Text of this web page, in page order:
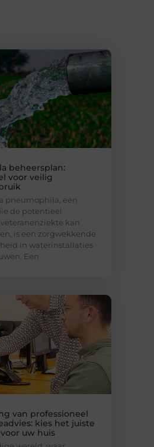
beheersplan:
voor veilig
pneumophila, een
de potentieel
kan
is een zorgwekkende
in waterinstallaties
Een
van professioneel
kies het juiste
uw huis